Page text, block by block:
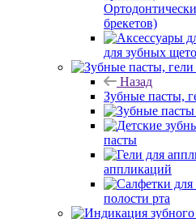
брекетов)
для зубных
Назад
Зубные пасты,
пасты
аппликаций
полости рта